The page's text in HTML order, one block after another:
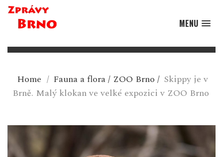
MENU
Home / Fauna a flora/ ZOO Brno / Skippy je v
Brně. Malý klokan ve velké expozici v ZOO Brno